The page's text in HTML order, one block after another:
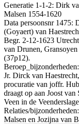
Generatie 1-1-2: Dirk
Malsen 1554-1620
Data persoonsnr 1475:
(Goyaert) van
Begr. 2-12-1623
van Drunen,
(37p12).
Jr. Dirck van
procuratie van joffr.
draagt op aan Joost
Veen in de
Relaties/
Malsen en Jozijna van